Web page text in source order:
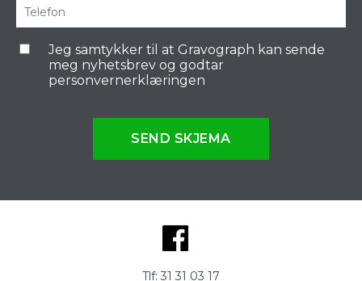
Jeg samtykker til at Gravograph kan sende
meg nyhetsbrev og godtar
personvernerklæringen
SEND SKJEMA
Tlf: 31 31 03 17